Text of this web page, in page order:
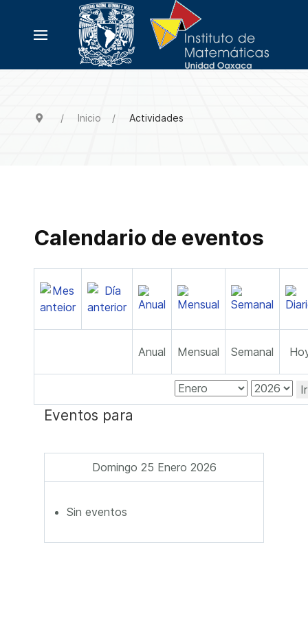
Inicio Actividades
Calendario de eventos
Anual Mensual Semanal
Eventos para
Domingo 25 Enero 2026
Sin eventos